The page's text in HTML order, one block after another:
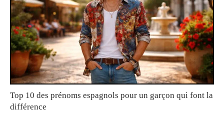
Top 10 des prénoms espagnols pour un garçon qui font la
différence